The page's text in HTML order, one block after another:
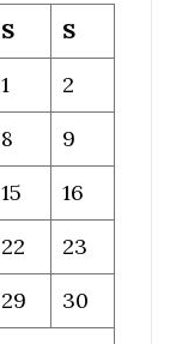
S
S
1
2
8
9
15
16
22
23
29
30